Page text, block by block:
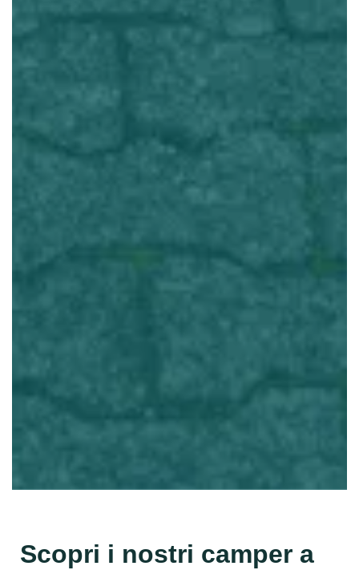
Scopri i nostri camper a